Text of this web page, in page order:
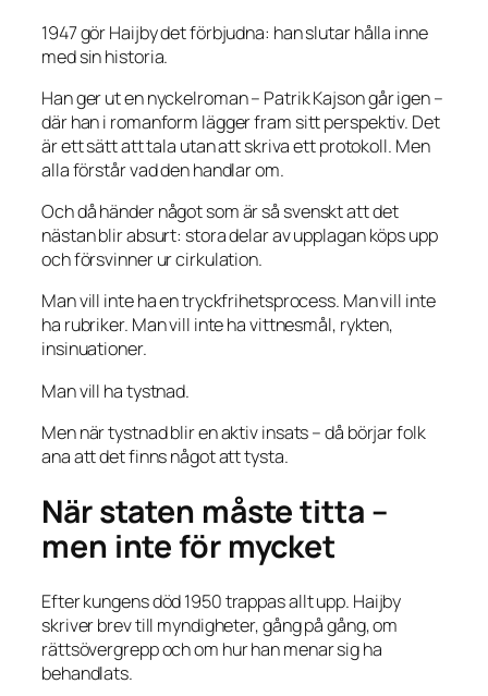
1947 gör Haijby det förbjudna: han slutar hålla inne
med sin historia.
Han ger ut en nyckelroman – Patrik Kajson går igen –
där han i romanform lägger fram sitt perspektiv. Det
är ett sätt att tala utan att skriva ett protokoll. Men
alla förstår vad den handlar om.
Och då händer något som är så svenskt att det
nästan blir absurt: stora delar av upplagan köps upp
och försvinner ur cirkulation.
Man vill inte ha en tryckfrihetsprocess. Man vill inte
ha rubriker. Man vill inte ha vittnesmål, rykten,
insinuationer.
Man vill ha tystnad.
Men när tystnad blir en aktiv insats – då börjar folk
ana att det finns något att tysta.
När staten måste titta –
men inte för mycket
Efter kungens död 1950 trappas allt upp. Haijby
skriver brev till myndigheter, gång på gång, om
rättsövergrepp och om hur han menar sig ha
behandlats.